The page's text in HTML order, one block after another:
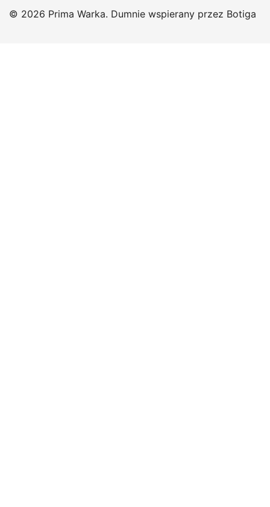
© 2026 Prima Warka. Dumnie wspierany przez Botiga